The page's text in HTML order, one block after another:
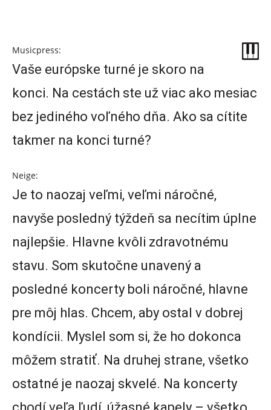
Musicpress:
Vaše európske turné je skoro na
konci. Na cestách ste už viac ako mesiac
bez jediného voľného dňa. Ako sa cítite
takmer na konci turné?
Neige:
Je to naozaj veľmi, veľmi náročné,
navyše posledný týždeň sa necítim úplne
najlepšie. Hlavne kvôli zdravotnému
stavu. Som skutočne unavený a
posledné koncerty boli náročné, hlavne
pre môj hlas. Chcem, aby ostal v dobrej
kondícii. Myslel som si, že ho dokonca
môžem stratiť. Na druhej strane, všetko
ostatné je naozaj skvelé. Na koncerty